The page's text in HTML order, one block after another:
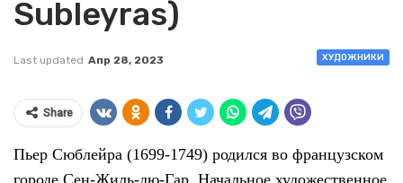
Subleyras)
ХУДОЖНИКИ
Last updated Апр 28, 2023
Share
Пьер Сюблейра (1699-1749) родился во французском
городе Сен-Жиль-дю-Гар. Начальное художественное